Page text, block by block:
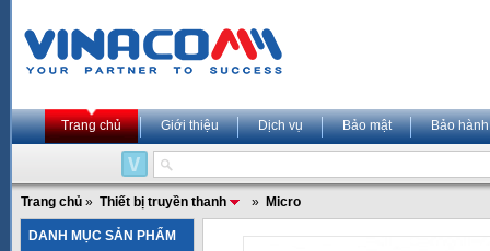
Trang chủ Giới thiệu Dịch vụ Bảo mật Bảo hành
Trang chủ » Thiết bị truyền thanh » Micro
DANH MỤC SẢN PHẨM